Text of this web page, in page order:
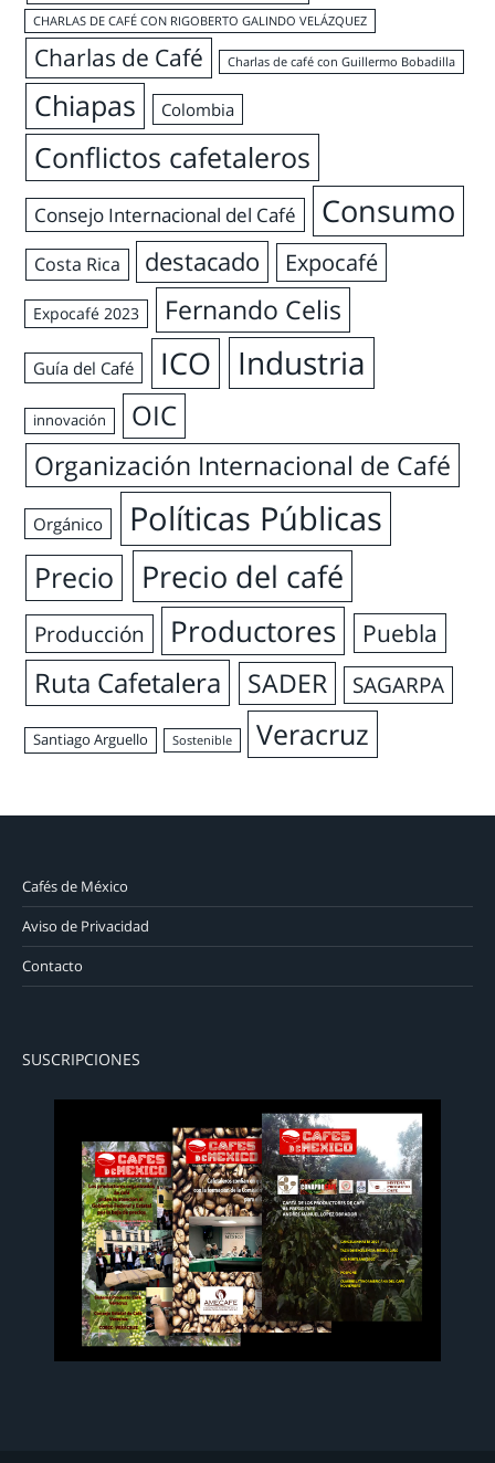
CHARLAS DE CAFÉ CON RIGOBERTO GALINDO VELÁZQUEZ
Charlas de Café Charlas de café con Guillermo Bobadilla
Chiapas Colombia
Conflictos cafetaleros
Consejo Internacional del Café Consumo
Costa Rica destacado Expocafé
Expocafé 2023 Fernando Celis
Guía del Café ICO Industria
innovación
OIC
Organización Internacional de Café
Orgánico Políticas Públicas
Precio Precio del café
Producción Productores Puebla
Ruta Cafetalera SADER SAGARPA
Santiago Arguello Sostenible Veracruz
Cafés de México
Aviso de Privacidad
Contacto
SUSCRIPCIONES